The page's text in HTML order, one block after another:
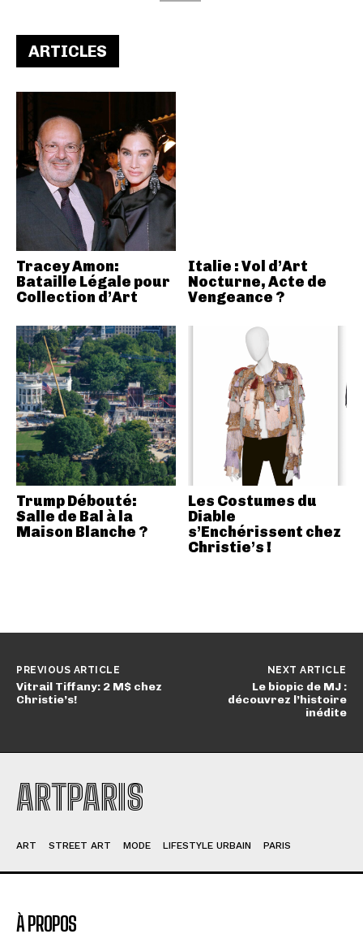
ARTICLES
Tracey Amon:
Bataille Légale pour
Collection d’Art
Italie : Vol d’Art
Nocturne, Acte de
Vengeance ?
Trump Débouté:
Salle de Bal à la
Maison Blanche ?
Les Costumes du
Diable
s’Enchérissent chez
Christie’s !
PREVIOUS ARTICLE
Vitrail Tiffany: 2 M$ chez
Christie’s!
NEXT ARTICLE
Le biopic de MJ :
découvrez l’histoire
inédite
ARTPARIS
ART STREET ART MODE LIFESTYLE URBAIN PARIS
À PROPOS